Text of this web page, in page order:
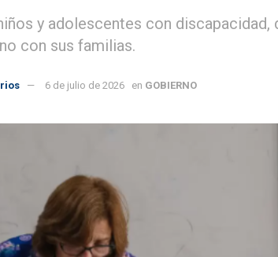
y adolescentes con
con sus familias.
6 de julio de 2026 en GOBIERNO